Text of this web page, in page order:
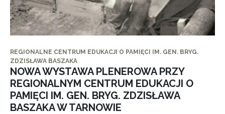
REGIONALNE CENTRUM EDUKACJI O PAMIĘCI IM. GEN. BRYG.
ZDZISŁAWA BASZAKA
NOWA WYSTAWA PLENEROWA PRZY
REGIONALNYM CENTRUM EDUKACJI O
PAMIĘCI IM. GEN. BRYG. ZDZISŁAWA
BASZAKA W TARNOWIE